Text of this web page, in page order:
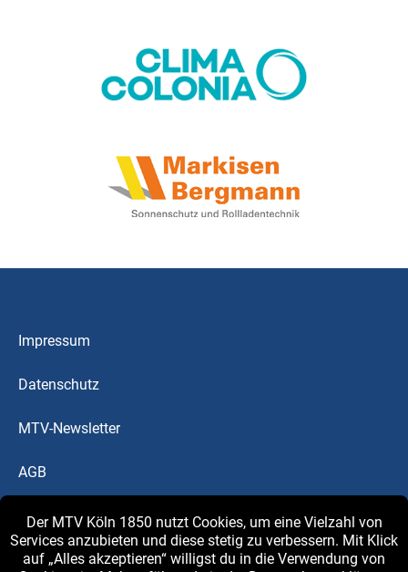
Impressum
Datenschutz
MTV-Newsletter
AGB
Downloads
MTV-Blog
Der MTV Köln 1850 nutzt Cookies, um eine Vielzahl von
Services anzubieten und diese stetig zu verbessern. Mit Klick
auf „Alles akzeptieren“ willigst du in die Verwendung von